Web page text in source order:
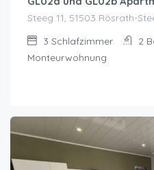
Steeg 11, 51503 Rösrath-
3 Schlafzimmer 2
Monteurwohnung